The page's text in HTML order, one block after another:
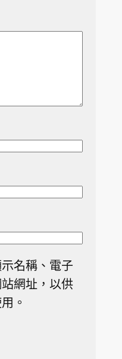
名稱、電子
網址，以供
。